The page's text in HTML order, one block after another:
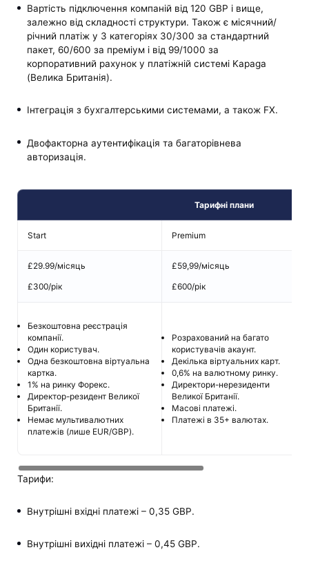
Вартість підключення компаній від 120 GBP і вище,
залежно від складності структури. Також є місячний/
річний платіж у 3 категоріях 30/300 за стандартний
пакет, 60/600 за преміум і від 99/1000 за
корпоративний рахунок у платіжній системі Kapaga
(Велика Британія).
Інтеграція з бухгалтерськими системами, а також FX.
Двофакторна аутентифікація та багаторівнева
авторизація.
Тарифні плани
Start Premium
£29.99/місяць
£300/рік
£59,99/місяць
£600/рік
Безкоштовна реєстрація
компанії.
Один користувач.
Одна безкоштовна віртуальна
картка.
1% на ринку Форекс.
Директор-резидент Великої
Британії.
Немає мультивалютних
платежів (лише EUR/GBP).
Розрахований на багато
користувачів акаунт.
Декілька віртуальних карт.
0,6% на валютному ринку.
Директори-нерезиденти
Великої Британії.
Масові платежі.
Платежі в 35+ валютах.
Тарифи:
Внутрішні вхідні платежі – 0,35 GBP.
Внутрішні вихідні платежі – 0,45 GBP.